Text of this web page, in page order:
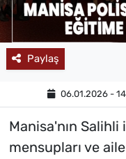
Paylaş
06.01.2026 -
Manisa'nın
mensupları ve